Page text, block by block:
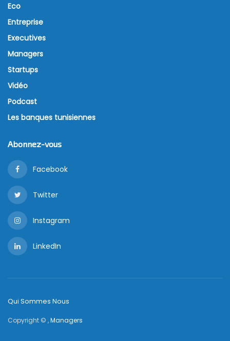
Eco
Entreprise
Executives
Managers
Startups
Vidéo
Podcast
Les banques tunisiennes
Abonnez-vous
Facebook
Twitter
Instagram
LinkedIn
Qui Sommes Nous
Copyright © ,Managers